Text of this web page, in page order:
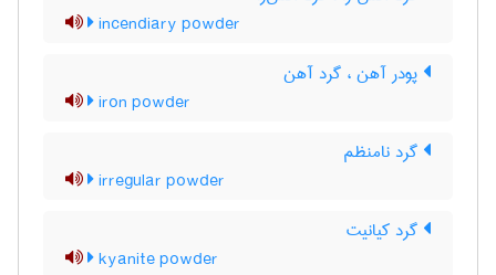
incendiary powder
پودر آهن ، گرد آهن
iron powder
گرد نامنظم
irregular powder
گرد کیانیت
kyanite powder